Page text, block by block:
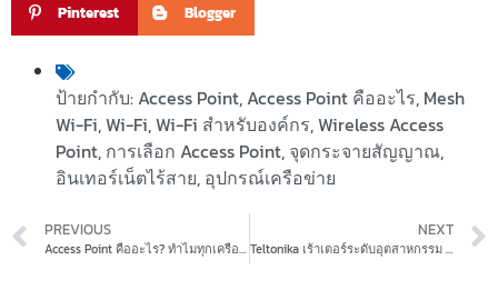
Pinterest Blogger
ป้ายกำกับ: Access Point, Access Point คืออะไร, Mesh
Wi-Fi,Wi-Fi,Wi-Fi สำหรับองค์กร,Wireless Access
Point, การเลือก Access Point, จุดกระจายสัญญาณ,
อินเทอร์เน็ตไร้สาย, อุปกรณ์เครือข่าย
PREVIOUS
Access Point คืออะไร? ทำไมทุกเครือข่าย Wi-Fi ถึงต้องมี
NEXT
Teltonika เร้าเตอร์ระดับอุตสาหกรรม สำหรับระบบแจ้งเตือนภัย